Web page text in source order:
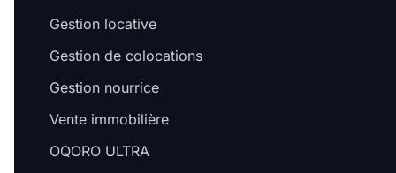
Gestion locative
Gestion de colocations
Gestion nourrice
Vente immobilière
OQORO ULTRA